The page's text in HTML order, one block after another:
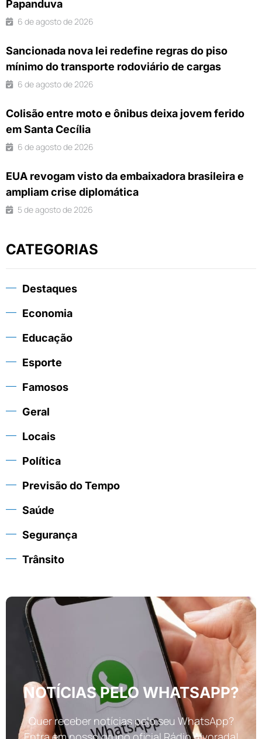
Papanduva
6 de agosto de 2026
Sancionada nova lei redefine regras do piso
mínimo do transporte rodoviário de cargas
6 de agosto de 2026
Colisão entre moto e ônibus deixa jovem ferido
em Santa Cecília
6 de agosto de 2026
EUA revogam visto da embaixadora brasileira e
ampliam crise diplomática
5 de agosto de 2026
CATEGORIAS
Destaques
Economia
Educação
Esporte
Famosos
Geral
Locais
Política
Previsão do Tempo
Saúde
Segurança
Trânsito
NOTÍCIAS PELO WHATSAPP?
Quer receber notícias pelo seu WhatsApp?